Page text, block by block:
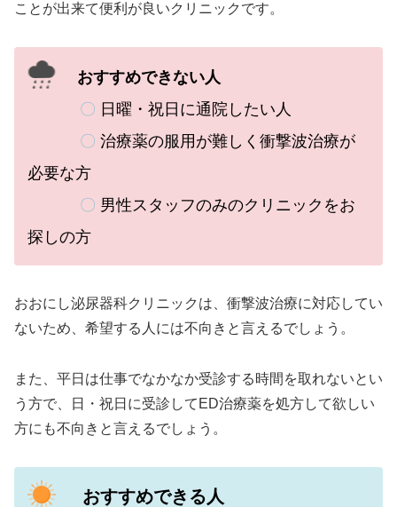
ことが出来て便利が良いクリニックです。
おすすめできない人
〇 日曜・祝日に通院したい人
〇 治療薬の服用が難しく衝撃波治療が
必要な方
〇 男性スタッフのみのクリニックをお
探しの方
おおにし泌尿器科クリニックは、 衝撃波治療に対応してい
ないため、希望する人には不向きと言えるでしょう。
また、 平日は仕事でなかなか受診する時間を取れないとい
う方で、日・祝日に受診してED治療薬を処方して欲しい
方にも不向きと言えるでしょう。
おすすめできる人